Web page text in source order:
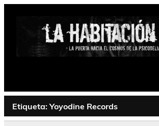
Saltar
Psychedelic, Stoner, Doom, Sludge,
Etiqueta:Yoyodine Records